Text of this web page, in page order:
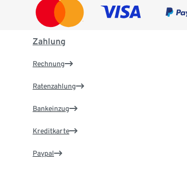
Zahlung
Rechnung
Ratenzahlung
Bankeinzug
Kreditkarte
Paypal